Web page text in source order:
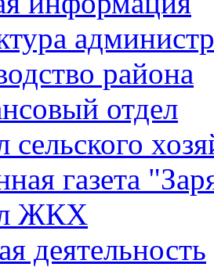
района
отдел
сельского
газета
ЖКХ
деятельность